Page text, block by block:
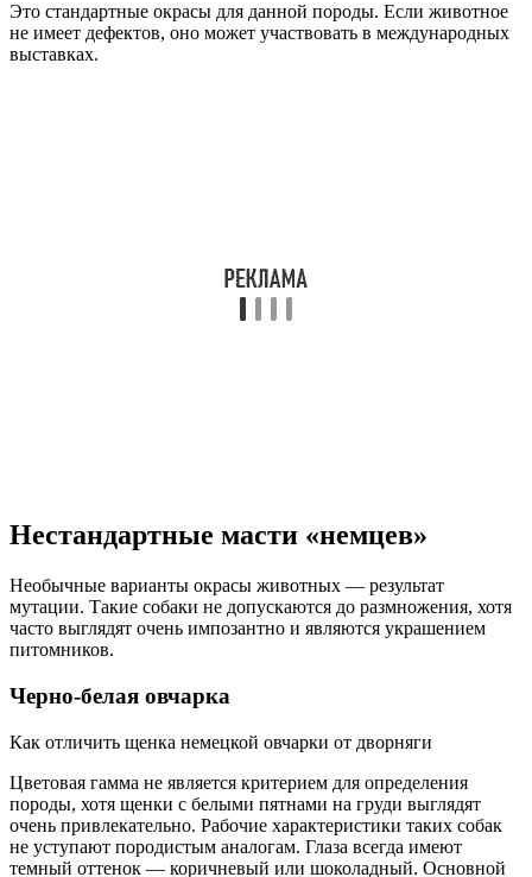
Это стандартные окрасы для данной породы. Если животное
не имеет дефектов, оно может участвовать в международных
выставках.
Нестандартные масти «немцев»
Необычные варианты окрасы животных — результат
мутации. Такие собаки не допускаются до размножения, хотя
часто выглядят очень импозантно и являются украшением
питомников.
Черно-белая овчарка
Как отличить щенка немецкой овчарки от дворняги
Цветовая гамма не является критерием для определения
породы, хотя щенки с белыми пятнами на груди выглядят
очень привлекательно. Рабочие характеристики таких собак
не уступают породистым аналогам. Глаза всегда имеют
темный оттенок — коричневый или шоколадный. Основной